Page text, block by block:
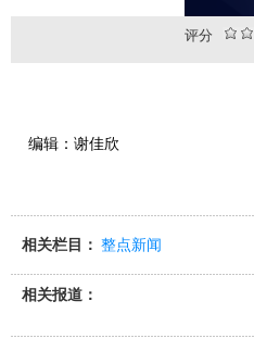
评分
编辑：谢佳欣
相关栏目： 整点新闻
相关报道：